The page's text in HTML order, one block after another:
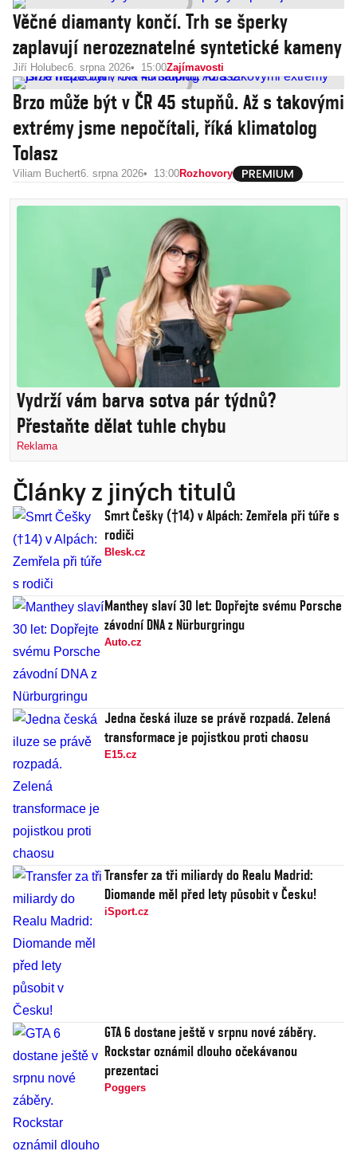
Věčné diamanty končí. Trh se šperky
zaplavují nerozeznatelné syntetické kameny
Jiří Holubec6. srpna 2026 15:00Zajímavosti
Brzo může být v ČR 45 stupňů. Až s takovými
extrémy jsme nepočítali, říká klimatolog
Tolasz
Viliam Buchert6. srpna 2026 13:00Rozhovory
Vydrží vám barva sotva pár týdnů?
Přestaňte dělat tuhle chybu
Reklama
Články z jiných titulů
Smrt Češky (†14) v Alpách: Zemřela při túře s
rodiči
Blesk.cz
Manthey slaví 30 let: Dopřejte svému Porsche
závodní DNA z Nürburgringu
Auto.cz
Jedna česká iluze se právě rozpadá. Zelená
transformace je pojistkou proti chaosu
E15.cz
Transfer za tři miliardy do Realu Madrid:
Diomande měl před lety působit v Česku!
iSport.cz
GTA 6 dostane ještě v srpnu nové záběry.
Rockstar oznámil dlouho očekávanou
prezentaci
Poggers